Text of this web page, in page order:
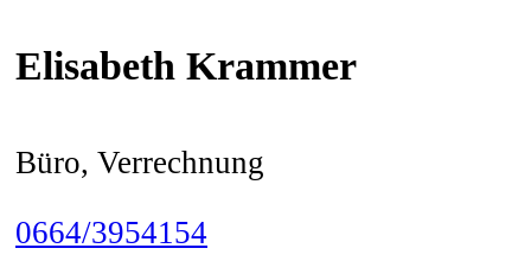
Elisabeth Krammer
Büro, Verrechnung
0664/3954154